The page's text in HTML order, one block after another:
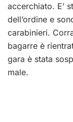
accerchiato. E’
dell’ordine e
carabinieri.
bagarre è
gara è stata
male.